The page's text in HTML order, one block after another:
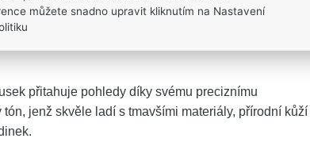
zlata KRÁLOVSKÝzosobňuje sílu, charakter a
vyniká pevnou strukturou, která přirozeně
přitahuje pohledy díky svému preciznímu
jenž skvěle ladí s tmavšími materiály, přírodní kůží
můžete snadno upravit kliknutím na Nastavení